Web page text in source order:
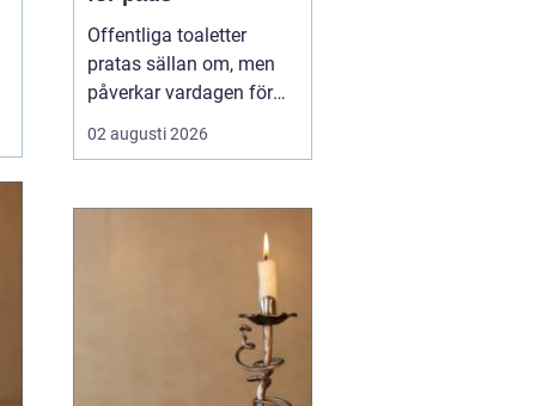
Offentliga toaletter
pratas sällan om, men
påverkar vardagen för
nästan alla. När en stad,
park eller reseknut
toaletter begränsas
funktionsnedsättning
och långväga resenäre...
02 augusti 2026